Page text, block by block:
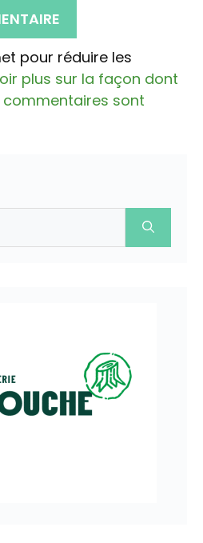
pour réduire les
plus sur la façon dont
sont